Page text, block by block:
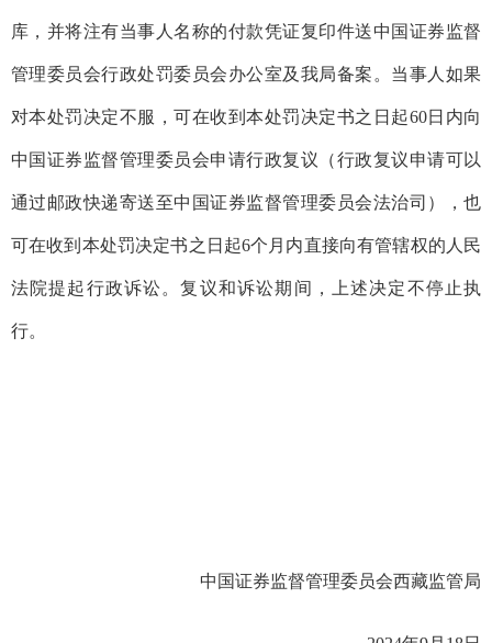
库，并将注有当事人名称的付款凭证复印件送中国证券监督
管理委员会行政处罚委员会办公室及我局备案。当事人如果
对本处罚决定不服，可在收到本处罚决定书之日起60日内向
中国证券监督管理委员会申请行政复议（行政复议申请可以
通过邮政快递寄送至中国证券监督管理委员会法治司），也
可在收到本处罚决定书之日起6个月内直接向有管辖权的人民
法院提起行政诉讼。复议和诉讼期间，上述决定不停止执
行。
中国证券监督管理委员会西藏监管局